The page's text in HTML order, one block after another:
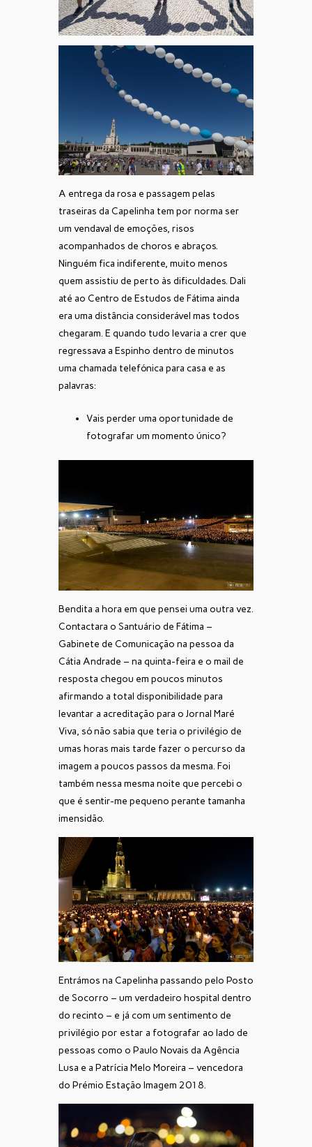
A entrega da rosa e passagem pelas
traseiras da Capelinha tem por norma ser
um vendaval de emoções, risos
acompanhados de choros e abraços.
Ninguém fica indiferente, muito menos
quem assistiu de perto às dificuldades. Dali
até ao Centro de Estudos de Fátima ainda
era uma distância considerável mas todos
chegaram. E quando tudo levaria a crer que
regressava a Espinho dentro de minutos
uma chamada telefónica para casa e as
palavras:
Vais perder uma oportunidade de
fotografar um momento único?
Bendita a hora em que pensei uma outra vez.
Contactara o Santuário de Fátima –
Gabinete de Comunicação na pessoa da
Cátia Andrade – na quinta-feira e o mail de
resposta chegou em poucos minutos
afirmando a total disponibilidade para
levantar a acreditação para o Jornal Maré
Viva, só não sabia que teria o privilégio de
umas horas mais tarde fazer o percurso da
imagem a poucos passos da mesma. Foi
também nessa mesma noite que percebi o
que é sentir-me pequeno perante tamanha
imensidão.
Entrámos na Capelinha passando pelo Posto
de Socorro – um verdadeiro hospital dentro
do recinto – e já com um sentimento de
privilégio por estar a fotografar ao lado de
pessoas como o Paulo Novais da Agência
Lusa e a Patrícia Melo Moreira – vencedora
do Prémio Estação Imagem 2018.